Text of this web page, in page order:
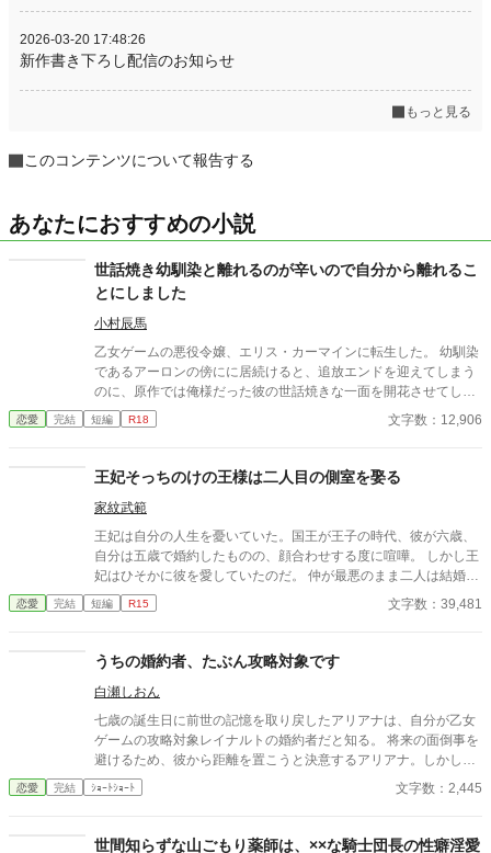
2026-03-20 17:48:26
新作書き下ろし配信のお知らせ
もっと見る
このコンテンツについて報告する
あなたにおすすめの小説
世話焼き幼馴染と離れるのが辛いので自分から離れるこ
とにしました
小村辰馬
乙女ゲームの悪役令嬢、エリス・カーマインに転生した。 幼馴染
であるアーロンの傍にに居続けると、追放エンドを迎えてしまう
のに、原作では俺様だった彼の世話焼きな一面を開花させてしま
い、居心地の良い彼のそばを離れるのが辛くなってしまう。 なら
ば彼の代わりに男友達を作ろうと画策するがーー
恋愛 完結 短編 R18 文字数：12,906
王妃そっちのけの王様は二人目の側室を娶る
家紋武範
王妃は自分の人生を憂いていた。国王が王子の時代、彼が六歳、
自分は五歳で婚約したものの、顔合わせする度に喧嘩。 しかし王
妃はひそかに彼を愛していたのだ。 仲が最悪のまま二人は結婚
し、結婚生活が始まるが当然国王は王妃の部屋に来ることはな
い。 そればかりか国王は側室を持ち、さらに二人目の側室を王宮
恋愛 完結 短編 R15 文字数：39,481
うちの婚約者、たぶん攻略対象です
白瀬しおん
七歳の誕生日に前世の記憶を取り戻したアリアナは、自分が乙女
ゲームの攻略対象レイナルトの婚約者だと知る。 将来の面倒事を
避けるため、彼から距離を置こうと決意するアリアナ。しかし、
中庭でも図書館でも購買でも、なぜか行く先々でレイナルトと遭
遇してしまう。 避けているはずなのに近づいてくる婚約者。そん
恋愛 完結 ｼｮｰﾄｼｮｰﾄ 文字数：2,445
世間知らずな山ごもり薬師は、××な騎士団長の性癖淫愛